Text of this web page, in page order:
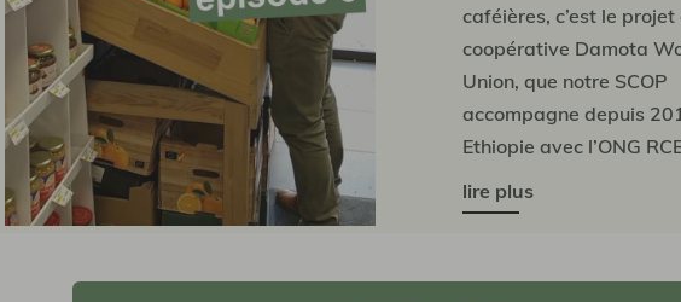
caféières, c’est le projet
coopérative Damota
Union, que notre SCOP
accompagne depuis
Ethiopie avec l’ONG
ans après le lancement
le recul est désormais
évolutions....
lire plus